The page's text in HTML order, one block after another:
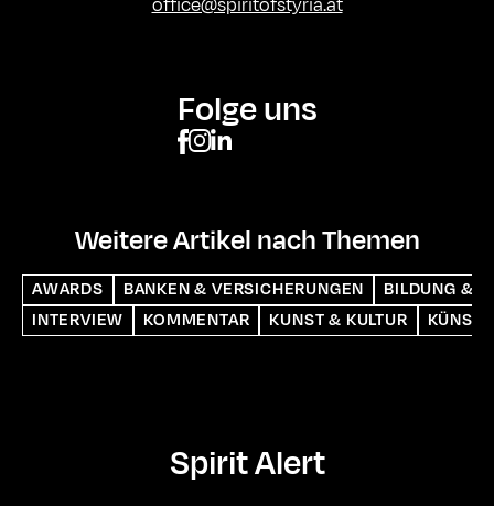
office@spiritofstyria.at
Folge uns
Weitere Artikel nach Themen
AWARDS BANKEN & VERSICHERUNGEN
BILDUNG &
INTERVIEW
KOMMENTAR KUNST & KULTUR
Spirit Alert